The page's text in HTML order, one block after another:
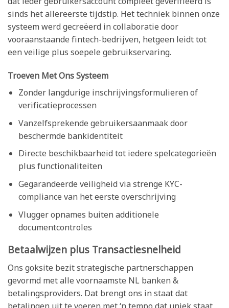
sinds het allereerste tijdstip. Het techniek binnen onze
systeem werd gecreëerd in collaboratie door
vooraanstaande fintech-bedrijven, hetgeen leidt tot
een veilige plus soepele gebruikservaring.
Troeven Met Ons Systeem
Zonder langdurige inschrijvingsformulieren of
verificatieprocessen
Vanzelfsprekende gebruikersaanmaak door
beschermde bankidentiteit
Directe beschikbaarheid tot iedere spelcategorieën
plus functionaliteiten
Gegarandeerde veiligheid via strenge KYC-
compliance van het eerste overschrijving
Vlugger opnames buiten additionele
documentcontroles
Betaalwijzen plus Transactiesnelheid
Ons goksite bezit strategische partnerschappen
gevormd met alle voornaamste NL banken &
betalingsproviders. Dat brengt ons in staat dat